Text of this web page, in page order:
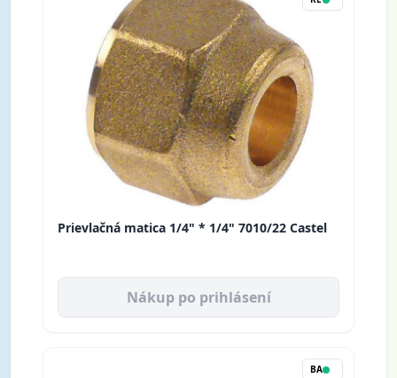
Prievlačná matica 1/4" * 1/4" 7010/22 Castel
Nákup po prihlásení
BA